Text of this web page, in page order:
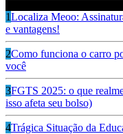
1Localiza Meoo:
e vantagens!
2Como funciona o carro
você
3FGTS 2025: o que
isso afeta seu bolso)
4Trágica Situação da